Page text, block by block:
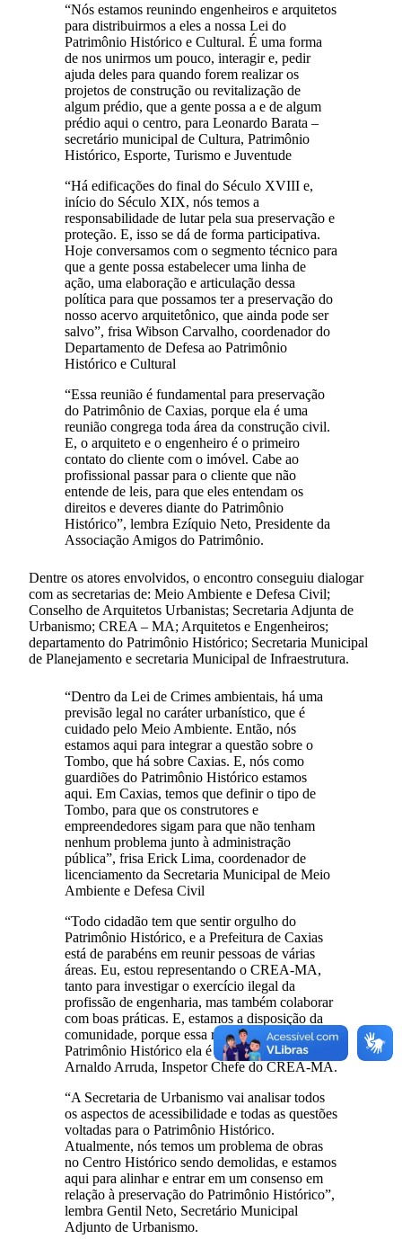
“Nós estamos reunindo engenheiros e arquitetos
para distribuirmos a eles a nossa Lei do
Patrimônio Histórico e Cultural. É uma forma
de nos unirmos um pouco, interagir e, pedir
ajuda deles para quando forem realizar os
projetos de construção ou revitalização de
algum prédio, que a gente possa a e de algum
prédio aqui o centro, para Leonardo Barata –
secretário municipal de Cultura, Patrimônio
Histórico, Esporte, Turismo e Juventude
“Há edificações do final do Século XVIII e,
início do Século XIX, nós temos a
responsabilidade de lutar pela sua preservação e
proteção. E, isso se dá de forma participativa.
Hoje conversamos com o segmento técnico para
que a gente possa estabelecer uma linha de
ação, uma elaboração e articulação dessa
política para que possamos ter a preservação do
nosso acervo arquitetônico, que ainda pode ser
salvo”, frisa Wibson Carvalho, coordenador do
Departamento de Defesa ao Patrimônio
Histórico e Cultural
“Essa reunião é fundamental para preservação
do Patrimônio de Caxias, porque ela é uma
reunião congrega toda área da construção civil.
E, o arquiteto e o engenheiro é o primeiro
contato do cliente com o imóvel. Cabe ao
profissional passar para o cliente que não
entende de leis, para que eles entendam os
direitos e deveres diante do Patrimônio
Histórico”, lembra Ezíquio Neto, Presidente da
Associação Amigos do Patrimônio.
Dentre os atores envolvidos, o encontro conseguiu dialogar
com as secretarias de: Meio Ambiente e Defesa Civil;
Conselho de Arquitetos Urbanistas; Secretaria Adjunta de
Urbanismo; CREA – MA; Arquitetos e Engenheiros;
departamento do Patrimônio Histórico; Secretaria Municipal
de Planejamento e secretaria Municipal de Infraestrutura.
“Dentro da Lei de Crimes ambientais, há uma
previsão legal no caráter urbanístico, que é
cuidado pelo Meio Ambiente. Então, nós
estamos aqui para integrar a questão sobre o
Tombo, que há sobre Caxias. E, nós como
guardiões do Patrimônio Histórico estamos
aqui. Em Caxias, temos que definir o tipo de
Tombo, para que os construtores e
empreendedores sigam para que não tenham
nenhum problema junto à administração
pública”, frisa Erick Lima, coordenador de
licenciamento da Secretaria Municipal de Meio
Ambiente e Defesa Civil
“Todo cidadão tem que sentir orgulho do
Patrimônio Histórico, e a Prefeitura de Caxias
está de parabéns em reunir pessoas de várias
áreas. Eu, estou representando o CREA-MA,
tanto para investigar o exercício ilegal da
profissão de engenharia, mas também colaborar
com boas práticas. E, estamos a disposição da
comunidade, porque essa responsabilidade pelo
Patrimônio Histórico ela é coletiva”, destaca
Arnaldo Arruda, Inspetor Chefe do CREA-MA.
“A Secretaria de Urbanismo vai analisar todos
os aspectos de acessibilidade e todas as questões
voltadas para o Patrimônio Histórico.
Atualmente, nós temos um problema de obras
no Centro Histórico sendo demolidas, e estamos
aqui para alinhar e entrar em um consenso em
relação à preservação do Patrimônio Histórico”,
lembra Gentil Neto, Secretário Municipal
Adjunto de Urbanismo.